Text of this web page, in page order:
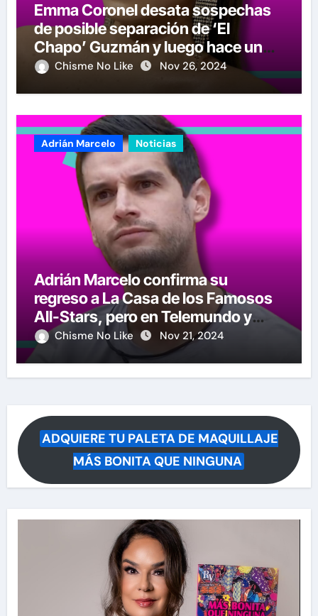
Emma Coronel desata sospechas
de posible separación de ‘El
Chapo’ Guzmán y luego hace un
crucial anuncio
Chisme No Like Nov 26, 2024
Adrián Marcelo Noticias
Adrián Marcelo confirma su
regreso a La Casa de los Famosos
All-Stars, pero en Telemundo y
causa polémica su anuncio
Chisme No Like Nov 21, 2024
ADQUIERE TU PALETA DE MAQUILLAJE
MÁS BONITA QUE NINGUNA